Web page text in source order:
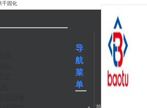
干固化
导
航
菜
单